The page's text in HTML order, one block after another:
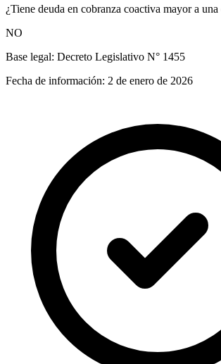
¿Tiene deuda en cobranza coactiva mayor a
NO
Base legal: Decreto Legislativo N° 1455
Fecha de información: 2 de enero de 2026